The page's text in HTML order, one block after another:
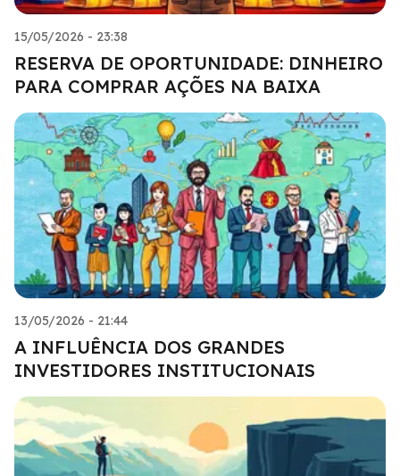
15/05/2026 - 23:38
RESERVA DE OPORTUNIDADE: DINHEIRO
PARA COMPRAR AÇÕES NA BAIXA
13/05/2026 - 21:44
A INFLUÊNCIA DOS GRANDES
INVESTIDORES INSTITUCIONAIS